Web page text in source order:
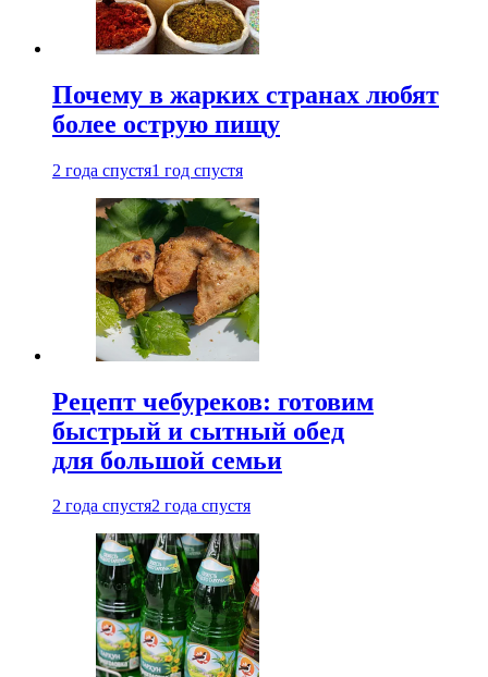
Почему в жарких странах любят
более острую пищу
2 года спустя1 год спустя
Рецепт чебуреков: готовим
быстрый и сытный обед
для большой семьи
2 года спустя2 года спустя